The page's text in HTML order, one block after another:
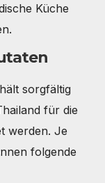
Küche
sorgfältig
für die
werden. Je
folgende